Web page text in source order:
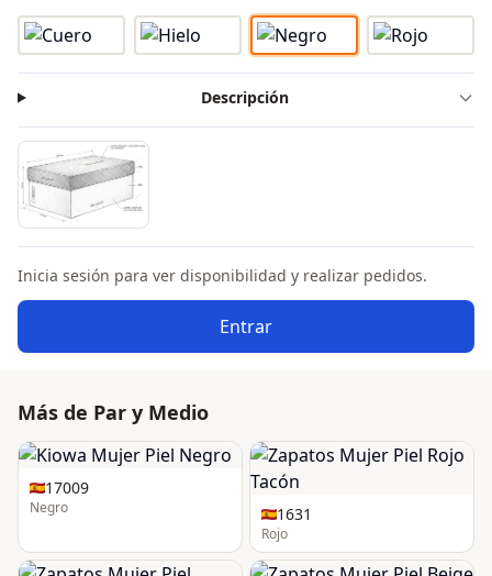
Descripción
Inicia sesión para ver disponibilidad y realizar pedidos.
Entrar
Más de Par y Medio
17009
Negro 1631
Rojo